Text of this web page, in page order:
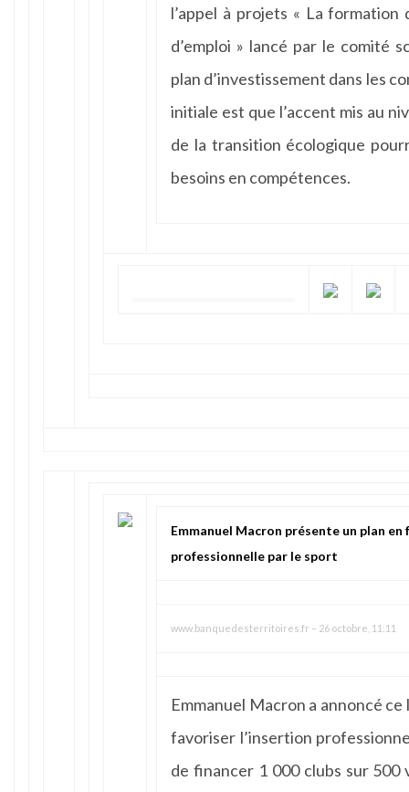
l’appel à projets « La
d’emploi » lancé par le comité
plan d’investissement dans les
initiale est que l’accent mis au
de la transition écologique
besoins en compétences.
Emmanuel Macron présente un plan en
professionnelle par le sport
www.banquedesterritoires.fr – 26 octobre, 11:11
Emmanuel Macron a annoncé
favoriser l’insertion
de financer 1 000 clubs sur